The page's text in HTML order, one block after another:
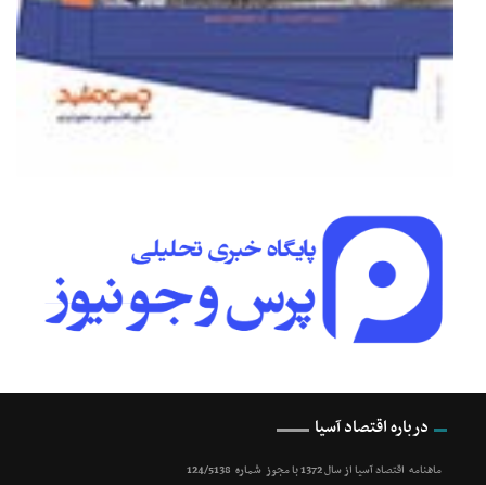
درباره اقتصاد آسیا
ماهنامه اقتصاد آسیا از سال 1372 با مجوز شماره 124/5138